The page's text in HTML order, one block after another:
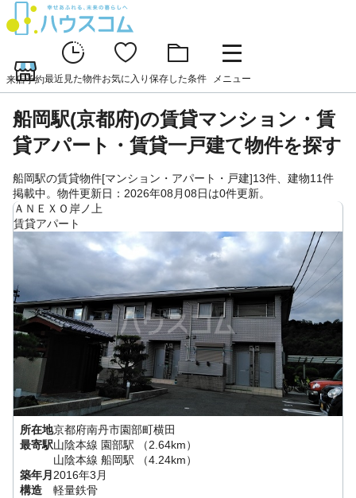
来店予約最近見た物件お気に入り 保存した条件 メニュー
船岡駅(京都府)の賃貸マンション・賃
貸アパート・賃貸一戸建て物件を探す
船岡駅の賃貸物件[マンション・アパート・戸建]13件、建物11件
掲載中。物件更新日：2026年08月08日は0件更新。
ＡＮＥＸＯ岸ノ上
賃貸アパート
所在地京都府南丹市園部町横田
最寄駅山陰本線 園部駅
（2.64km）
山陰本線 船岡駅
（4.24km）
築年月 2016年3月
構造
軽量鉄骨